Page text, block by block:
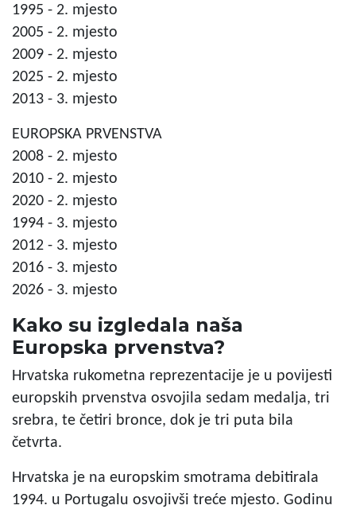
1995 - 2. mjesto
2005 - 2. mjesto
2009 - 2. mjesto
2025 - 2. mjesto
2013 - 3. mjesto
EUROPSKA PRVENSTVA
2008 - 2. mjesto
2010 - 2. mjesto
2020 - 2. mjesto
1994 - 3. mjesto
2012 - 3. mjesto
2016 - 3. mjesto
2026 - 3. mjesto
Kako su izgledala naša
Europska prvenstva?
Hrvatska rukometna reprezentacije je u povijesti
europskih prvenstva osvojila sedam medalja, tri
srebra, te četiri bronce, dok je tri puta bila
četvrta.
Hrvatska je na europskim smotrama debitirala
1994. u Portugalu osvojivši treće mjesto. Godinu